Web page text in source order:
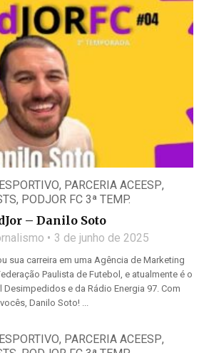
, PARCERIA ACEESP,
, PODJOR FC 3ª TEMP.
– Danilo Soto
3 de junho de 2025
sua carreira em uma Agência de Marketing
Paulista de Futebol, e atualmente é o
e da Rádio Energia 97. Com
vocês, Danilo Soto! ...
, PARCERIA ACEESP,